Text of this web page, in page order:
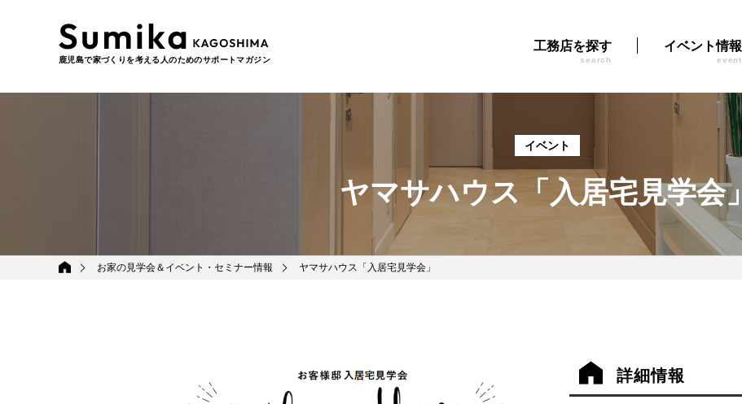
鹿児島で家づくりを考える人のためのサポートマガジン
工務店を探す
search
イベント情報
event
イベント
ヤマサハウス「入居宅見学会」
お家の見学会＆イベント・セミナー情報 ヤマサハウス「入居宅見学会」
詳細情報